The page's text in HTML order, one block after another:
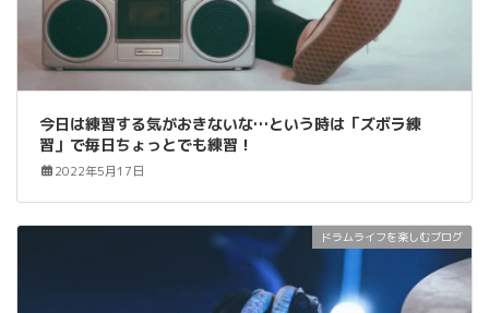
今日は練習する気がおきないな…という時は「ズボラ練
習」で毎日ちょっとでも練習！
2022年5月17日
ドラムライフを楽しむブログ